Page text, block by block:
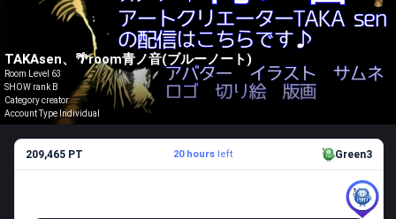
TAKAsen、🌴room青ノ音(ブルーノート)
Room Level 63
SHOW rank B
Category creator
Account Type Individual
209,465 PT 20 hoursleft Green3